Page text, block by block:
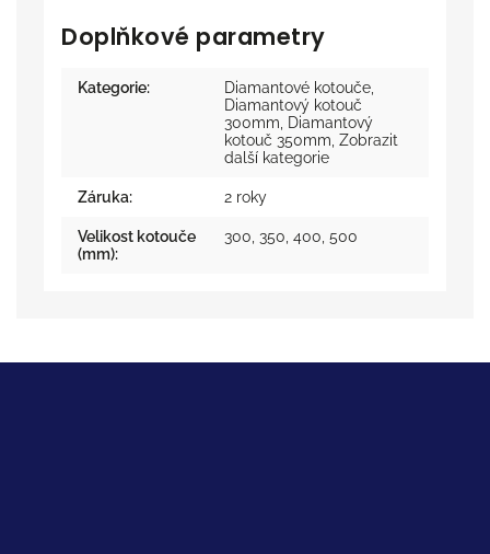
Doplňkové parametry
Kategorie: Diamantové kotouče
Diamantový kotouč
300mm
Diamantový
kotouč 350mm ,Zobrazit
další kategorie
Záruka: 2 roky
Velikost kotouče
(mm):
300 ,350 ,400 ,500